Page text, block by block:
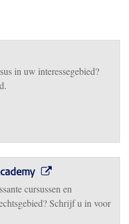
in uw interessegebied?
cursussen en
Schrijf u in voor